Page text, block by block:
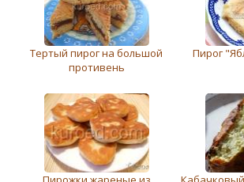
Тертый пирог на большой
противень
Пирог